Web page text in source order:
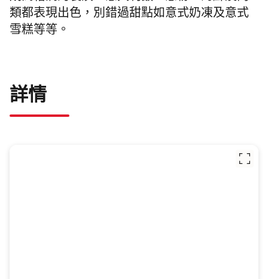
類都表現出色，別錯過甜點如意式奶凍及意式
雪糕等等。
詳情